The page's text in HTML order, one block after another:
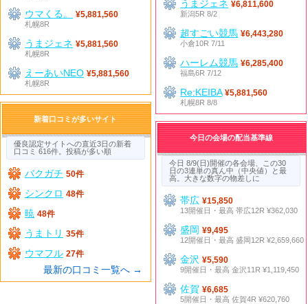
ウマくる。
¥5,881,560
札幌8R
うまジェネ ¥5,881,560
札幌8R
えーあいNEO ¥5,881,560
札幌8R
うまジェネ ¥6,811,600
新潟5R 8/2
超すごい競馬 ¥6,443,280
小倉10R 7/11
ハーレム競馬 ¥6,285,400
福島6R 7/12
Re:KEIBA ¥5,881,560
札幌8R 8/8
新着口コミが多いサイト
優良認定サイトへの直近3日の新着
口コミ 616件。投稿が多い順
バクガチ 50件
シンクロ 48件
暁 48件
うまトリ 35件
ウマフル 27件
最新の口コミ一覧へ →
今日の会場の配当基準線
今日 8/9(日)開催の各会場、この30
日の3連単の真ん中（中央値）と最
高。大きな数字の物差しに
帯広¥15,850
13開催日・最高 帯広12R ¥362,030
盛岡¥9,495
12開催日・最高 盛岡12R ¥2,659,660
金沢¥5,590
9開催日・最高 金沢11R ¥1,119,450
佐賀¥6,685
5開催日・最高 佐賀4R ¥620,760